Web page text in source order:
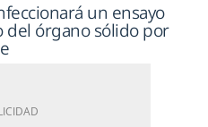
un ensayo
del órgano sólido por